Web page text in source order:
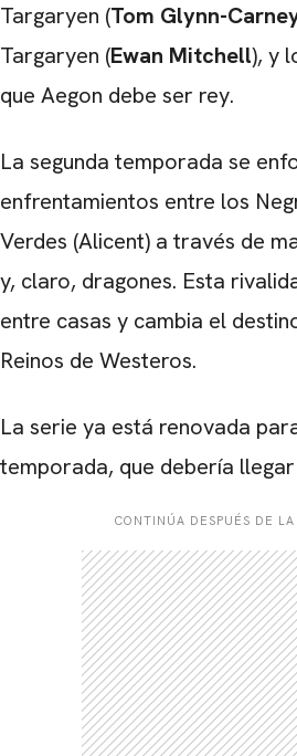
Targaryen (Tom Glynn-
Targaryen (Ewan Mitchell), y
que Aegon debe ser rey.
La segunda temporada se
enfrentamientos entre los
Verdes (Alicent) a través de
y, claro, dragones. Esta
entre casas y cambia el
Reinos de Westeros.
La serie ya está renovada
temporada, que debería
CONTINÚA DESPUÉS DE